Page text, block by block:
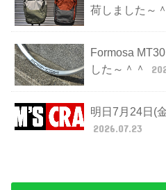
荷しました～
Formosa
した～＾＾
明日7月24日(
2026.07.23